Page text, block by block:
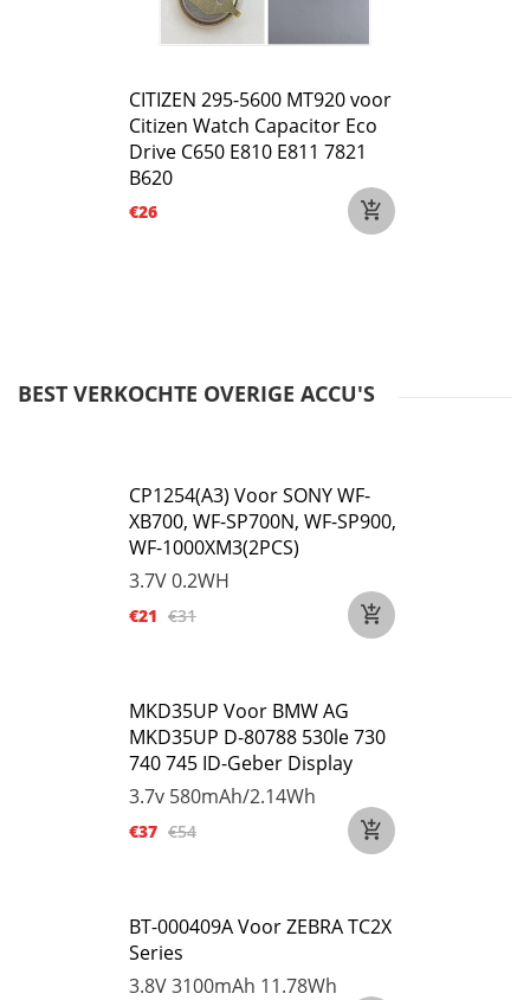
CITIZEN 295-5600 MT920 voor
Citizen Watch Capacitor Eco
Drive C650 E810 E811 7821
B620
€26
BEST VERKOCHTE OVERIGE ACCU'S
CP1254(A3) Voor SONY WF-
XB700, WF-SP700N, WF-SP900,
WF-1000XM3(2PCS)
3.7V0.2WH
€21 €31
MKD35UP Voor BMW AG
MKD35UP D-80788 530le 730
740 745 ID-Geber Display
3.7v 580mAh/2.14Wh
€37 €54
BT-000409A Voor ZEBRA TC2X
Series
3.8V3100mAh 11.78Wh